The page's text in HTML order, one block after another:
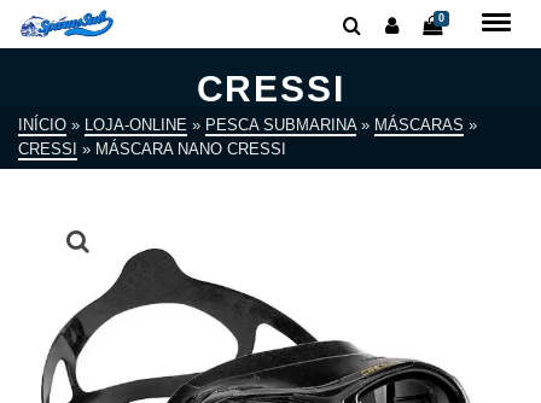
0
CRESSI
INÍCIO » LOJA-ONLINE » PESCA SUBMARINA » MÁSCARAS »
CRESSI » MÁSCARA NANO CRESSI